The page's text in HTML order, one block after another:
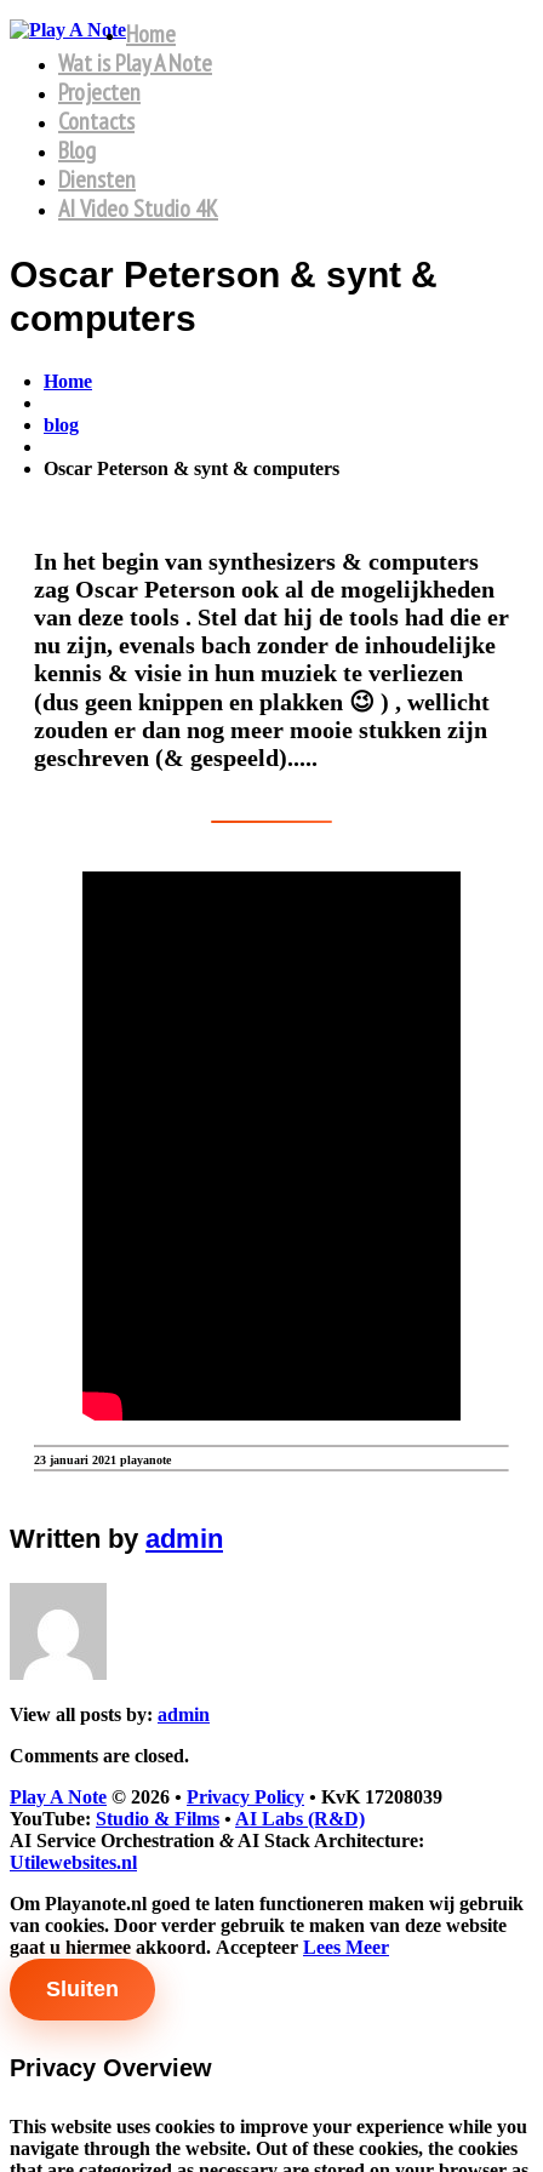
Home
Wat is Play A Note
Projecten
Contacts
Blog
Diensten
AI Video Studio 4K
Oscar Peterson & synt &
computers
Home
blog
Oscar Peterson & synt & computers
In het begin van synthesizers & computers
zag Oscar Peterson ook al de mogelijkheden
van deze tools . Stel dat hij de tools had die er
nu zijn, evenals bach zonder de inhoudelijke
kennis & visie in hun muziek te verliezen
(dus geen knippen en plakken 😉 ) , wellicht
zouden er dan nog meer mooie stukken zijn
geschreven (& gespeeld).....
23 januari 2021 playanote
Written by admin
View all posts by: admin
Comments are closed.
Play A Note © 2026 • Privacy Policy • KvK 17208039
YouTube: Studio & Films • AI Labs (R&D)
AI Service Orchestration &AI Stack Architecture:
Utilewebsites.nl
Om Playanote.nl goed te laten functioneren maken wij gebruik
van cookies. Door verder gebruik te maken van deze website
gaat u hiermee akkoord. Accepteer Lees Meer
Sluiten
Privacy Overview
This website uses cookies to improve your experience while you
navigate through the website. Out of these cookies, the cookies